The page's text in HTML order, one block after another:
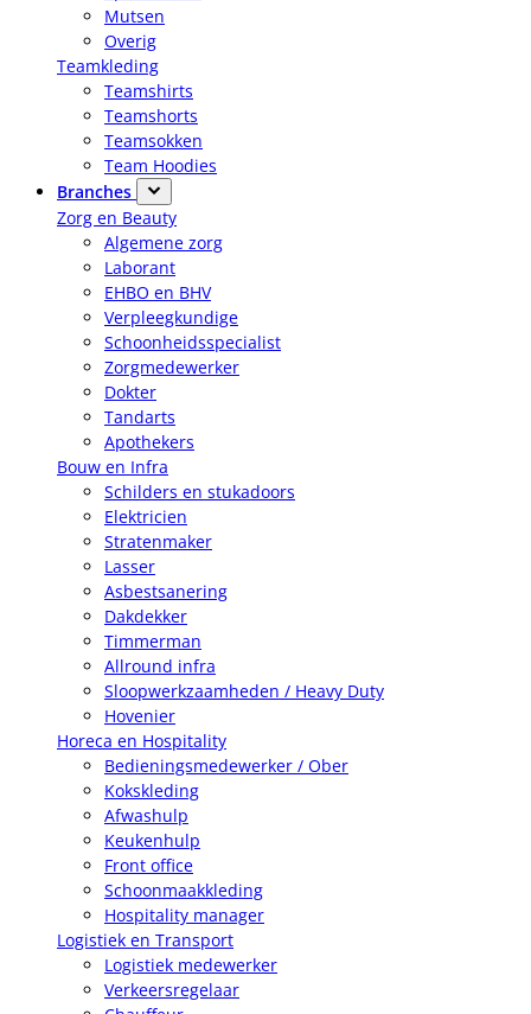
Mutsen
Overig
Teamkleding
Teamshirts
Teamshorts
Teamsokken
Team Hoodies
Branches
Zorg en Beauty
Algemene zorg
Laborant
EHBO en BHV
Verpleegkundige
Schoonheidsspecialist
Zorgmedewerker
Dokter
Tandarts
Apothekers
Bouw en Infra
Schilders en stukadoors
Elektricien
Stratenmaker
Lasser
Asbestsanering
Dakdekker
Timmerman
Allround infra
Sloopwerkzaamheden / Heavy Duty
Hovenier
Horeca en Hospitality
Bedieningsmedewerker / Ober
Kokskleding
Afwashulp
Keukenhulp
Front office
Schoonmaakkleding
Hospitality manager
Logistiek en Transport
Logistiek medewerker
Verkeersregelaar